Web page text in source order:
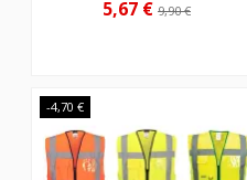
5,67 € 9,90 €
-4,70 €